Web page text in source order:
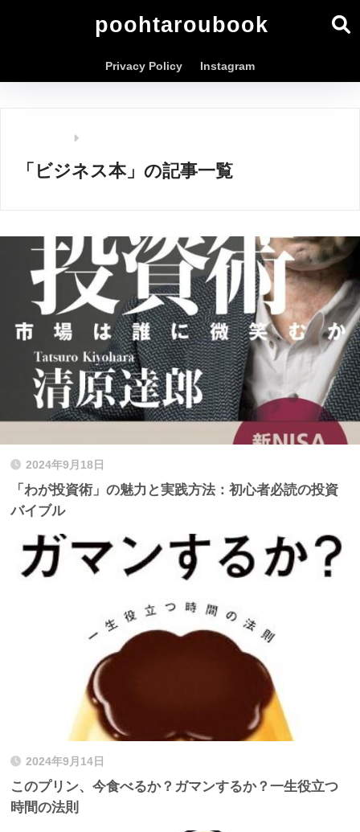
poohtaroubook
Privacy Policy Instagram
「ビジネス本」の記事一覧
2024年9月18日
「わが投資術」の魅力と実践方法：初心者必読の投資
バイブル
2024年9月14日
このプリン、今食べるか？ガマンするか？一生役立つ
時間の法則